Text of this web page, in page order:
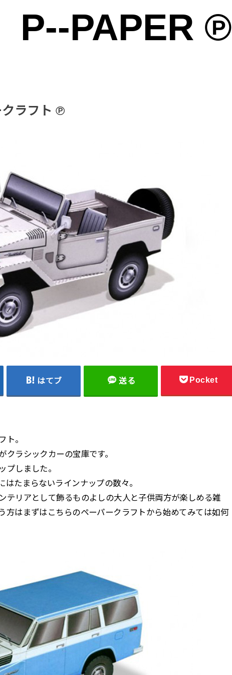
P--PAPER ℗
ラフト ℗
はてブ 送る Pocket
ト。
ラシックカーの宝庫です。
プしました。
たまらないラインナップの数々。
テリアとして飾るものよしの大人と子供両方が楽しめる雑
方はまずはこちらのペーパークラフトから始めてみては如何